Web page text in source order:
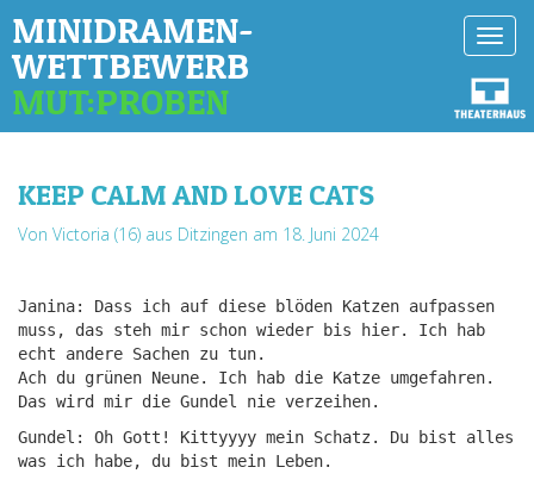
MINIDRAMEN-
WETTBEWERB
MUT:PROBEN
KEEP CALM AND LOVE CATS
Von Victoria (16) aus Ditzingen am 18. Juni 2024
Janina: Dass ich auf diese blöden Katzen aufpassen
muss, das steh mir schon wieder bis hier. Ich hab
echt andere Sachen zu tun.
Ach du grünen Neune. Ich hab die Katze umgefahren.
Das wird mir die Gundel nie verzeihen.
Gundel: Oh Gott! Kittyyyy mein Schatz. Du bist alles
was ich habe, du bist mein Leben.